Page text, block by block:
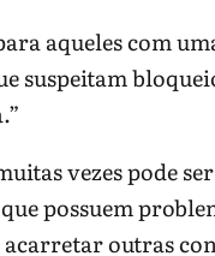
aqueles com
suspeitam
vezes pode
possuem
outras